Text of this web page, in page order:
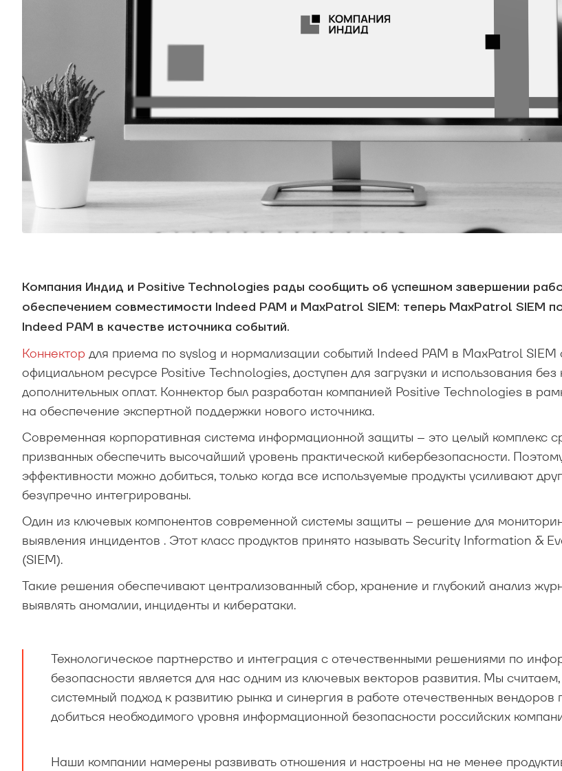
Компания Индид и Positive Technologies рады сообщить об успешном завершении
обеспечением совместимости Indeed PAM и MaxPatrol SIEM: теперь MaxPatrol SIEM
Indeed PAM в качестве источника событий.
Коннектор для приема по syslog и нормализации событий Indeed PAM в MaxPatrol SIEM
официальном ресурсе Positive Technologies, доступен для загрузки и использования без
дополнительных оплат. Коннектор был разработан компанией Positive Technologies в
на обеспечение экспертной поддержки нового источника.
Современная корпоративная система информационной защиты – это целый комплекс
призванных обеспечить высочайший уровень практической кибербезопасности.
эффективности можно добиться, только когда все используемые продукты усиливают
безупречно интегрированы.
Один из ключевых компонентов современной системы защиты – решение для
выявления инцидентов . Этот класс продуктов принято называть Security Information &
(SIEM).
Такие решения обеспечивают централизованный сбор, хранение и глубокий анализ
выявлять аномалии, инциденты и кибератаки.
Технологическое партнерство и интеграция с отечественными решениями по
безопасности является для нас одним из ключевых векторов развития. Мы считаем,
системный подход к развитию рынка и синергия в работе отечественных вендоров
добиться необходимого уровня информационной безопасности российских
Наши компании намерены развивать отношения и настроены на не менее